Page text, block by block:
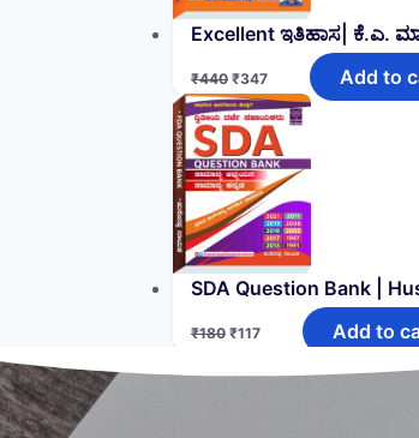
Excellent ಇತಿಹಾಸ| ಕೆ.ಎ.
₹440 ₹347 Add to
SDA Question Bank |
₹180 ₹117 Add to